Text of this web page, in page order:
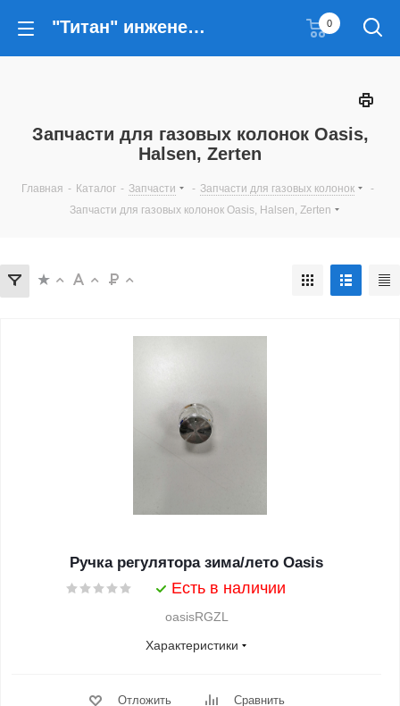
"Титан" инженерные решения 0
Запчасти для газовых колонок Oasis,
Halsen, Zerten
Главная - Каталог - Запчасти - Запчасти для газовых колонок
-
Запчасти для газовых колонок Oasis, Halsen, Zerten
Ручка регулятора зима/лето Oasis
Есть в наличии
oasisRGZL
Характеристики
Отложить Сравнить